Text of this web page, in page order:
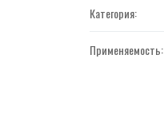
Категория:
Применяемость: